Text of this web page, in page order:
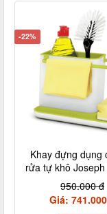
-22%
Khay đựng dụng
rửa tự khô Joseph
Caddy (Green)
950.000 đ
Giá: